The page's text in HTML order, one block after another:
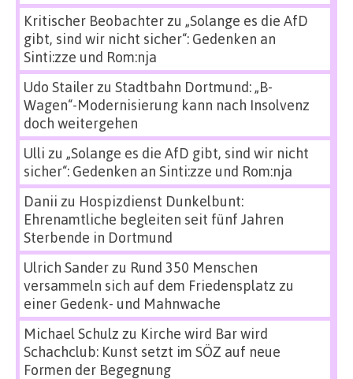
Kritischer Beobachterzu „Solange es die AfD
gibt, sind wir nicht sicher“: Gedenken an
Sinti:zze und Rom:nja
Udo Stailerzu Stadtbahn Dortmund: „B-
Wagen“-Modernisierung kann nach Insolvenz
doch weitergehen
Ulli zu „Solange es die AfD gibt, sind wir nicht
sicher“: Gedenken an Sinti:zze und Rom:nja
Danii zu Hospizdienst Dunkelbunt:
Ehrenamtliche begleiten seit fünf Jahren
Sterbende in Dortmund
Ulrich Sanderzu Rund 350 Menschen
versammeln sich auf dem Friedensplatz zu
einer Gedenk- und Mahnwache
Michael Schulz zu Kirche wird Bar wird
Schachclub: Kunst setzt im SÖZ auf neue
Formen der Begegnung